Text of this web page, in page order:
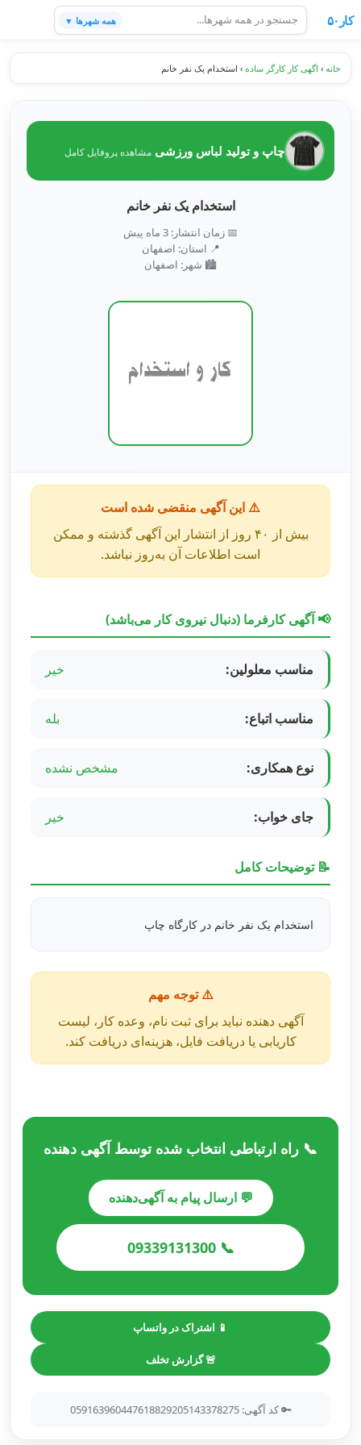
کار۵۰ همه شهرها ▼
خانه › اگهی کار کارگر ساده › استخدام یک نفر خانم
چاپ و تولید لباس ورزشی مشاهده پروفایل کامل
استخدام یک نفر خانم
📅 زمان انتشار: 3 ماه پیش
📍 استان: اصفهان
🏙️ شهر: اصفهان
⚠️ این آگهی منقضی شده است
بیش از ۴۰ روز از انتشار این آگهی گذشته و ممکن
است اطلاعات آن به‌روز نباشد.
📢 آگهی کارفرما (دنبال نیروی کار می‌باشد)
مناسب معلولین: خیر
مناسب اتباع: بله
نوع همکاری: مشخص نشده
جای خواب: خیر
📝 توضیحات کامل
استخدام یک نفر خانم در کارگاه چاپ
⚠️ توجه مهم
آگهی دهنده نباید برای ثبت نام، وعده کار، لیست
کاریابی یا دریافت فایل، هزینه‌ای دریافت کند.
📞 راه ارتباطی انتخاب شده توسط آگهی دهنده
💬 ارسال پیام به آگهی‌دهنده
📞 09339131300
📱 اشتراک در واتساپ
🚨 گزارش تخلف
🔑 کد آگهی: 059163960447618829205143378275